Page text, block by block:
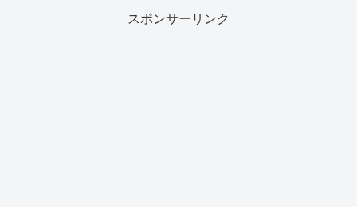
スポンサーリンク